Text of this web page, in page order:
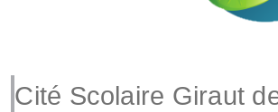
Cité Scolaire Giraut